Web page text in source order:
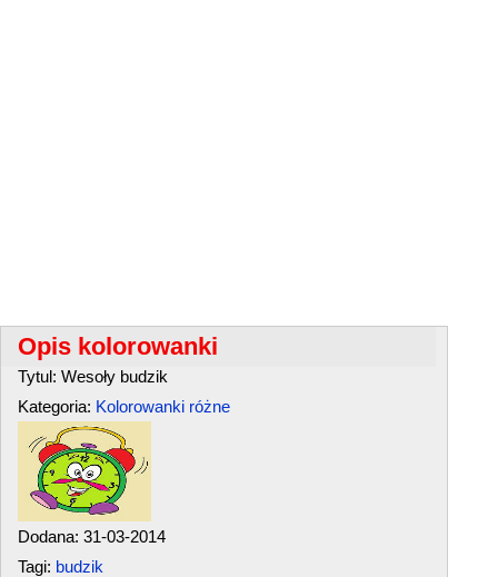
Opis kolorowanki
Tytul: Wesoły budzik
Kategoria: Kolorowanki różne
Dodana: 31-03-2014
Tagi: budzik